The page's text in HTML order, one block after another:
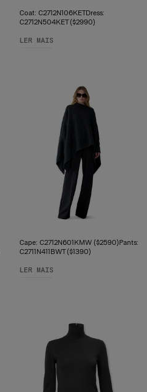
Coat: C2712N106KETDress:
C2712N504KET ($2990)
LER MAIS
Cape: C2712N601KMW ($2590)Pants:
C2711N411BWT ($1390)
LER MAIS